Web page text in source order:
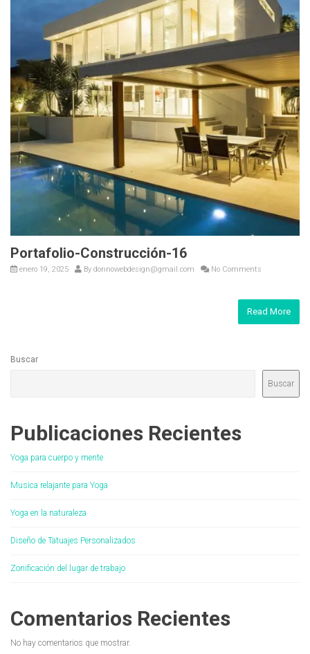
Portafolio-Construcción-16
enero 19, 2025 By donnowebdesign@gmail.com No Comments
Read More
Buscar
Buscar
Publicaciones Recientes
Yoga para cuerpo y mente
Musica relajante para Yoga
Yoga en la naturaleza
Diseño de Tatuajes Personalizados
Zonificación del lugar de trabajo
Comentarios Recientes
No hay comentarios que mostrar.